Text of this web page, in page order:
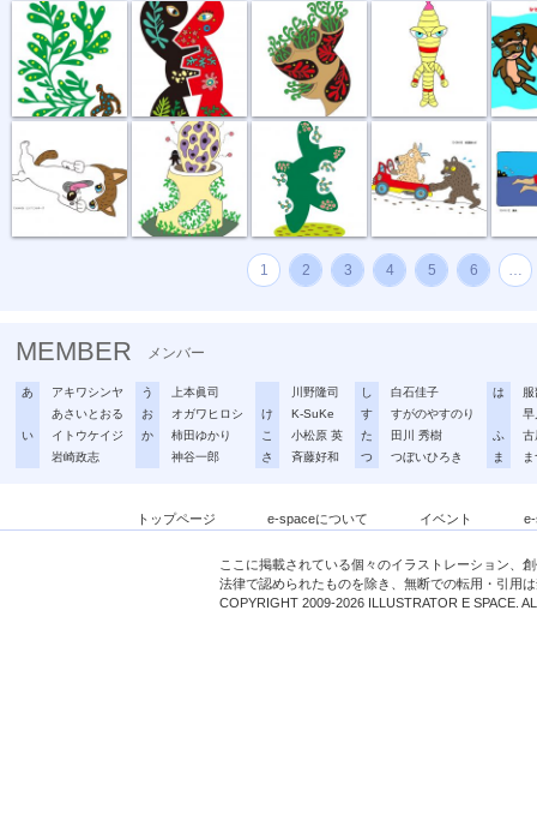
どう、このポ... おいしい匂い 新しい種 坂道登れば 遠泳
1 2 3 4 5 6 …
MEMBER メンバー
あ
アキワシンヤ
あさいとおる
い
イトウケイジ
岩崎政志
う
上本眞司
お
オガワヒロシ
か
柿田ゆかり
神谷一郎
川野隆司
け
K-SuKe
こ
小松原 英
さ
斉藤好和
し
白石佳子
す
すがのやすのり
た
田川 秀樹
つ
つぼいひろき
は
早
ふ
古
ま
トップページ e-spaceについて イベント
ここに掲載されている個々のイラストレーション、
法律で認められたものを除き、無断での転用・引用
COPYRIGHT 2009-2026 ILLUSTRATOR E SPACE.